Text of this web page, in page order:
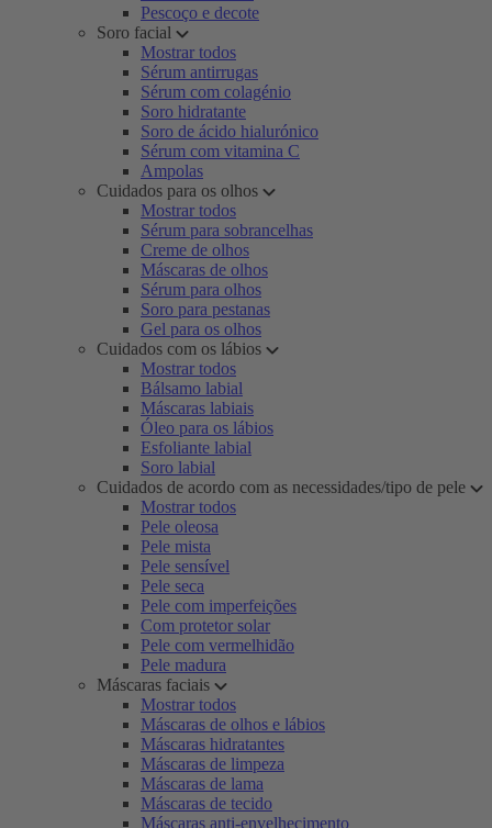
Pescoço e decote
Soro facial
Mostrar todos
Sérum antirrugas
Sérum com colagénio
Soro hidratante
Soro de ácido hialurónico
Sérum com vitamina C
Ampolas
Cuidados para os olhos
Mostrar todos
Sérum para sobrancelhas
Creme de olhos
Máscaras de olhos
Sérum para olhos
Soro para pestanas
Gel para os olhos
Cuidados com os lábios
Mostrar todos
Bálsamo labial
Máscaras labiais
Óleo para os lábios
Esfoliante labial
Soro labial
Cuidados de acordo com as necessidades/tipo de pele
Mostrar todos
Pele oleosa
Pele mista
Pele sensível
Pele seca
Pele com imperfeições
Com protetor solar
Pele com vermelhidão
Pele madura
Máscaras faciais
Mostrar todos
Máscaras de olhos e lábios
Máscaras hidratantes
Máscaras de limpeza
Máscaras de lama
Máscaras de tecido
Máscaras anti-envelhecimento